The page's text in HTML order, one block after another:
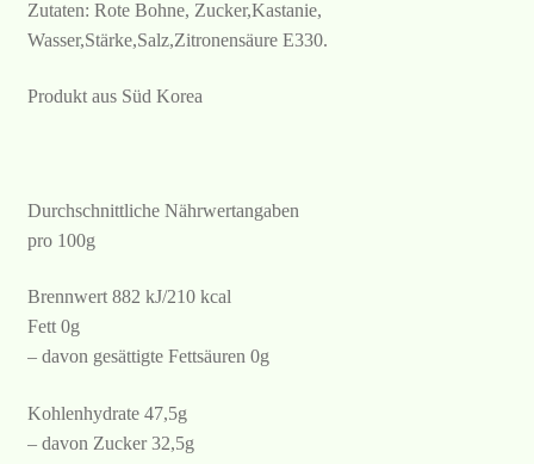
Zutaten: Rote Bohne, Zucker,Kastanie,
Wasser,Stärke,Salz,Zitronensäure E330.
Produkt aus Süd Korea
Durchschnittliche Nährwertangaben
pro 100g
Brennwert 882 kJ/210 kcal
Fett 0g
– davon gesättigte Fettsäuren 0g
Kohlenhydrate 47,5g
– davon Zucker 32,5g